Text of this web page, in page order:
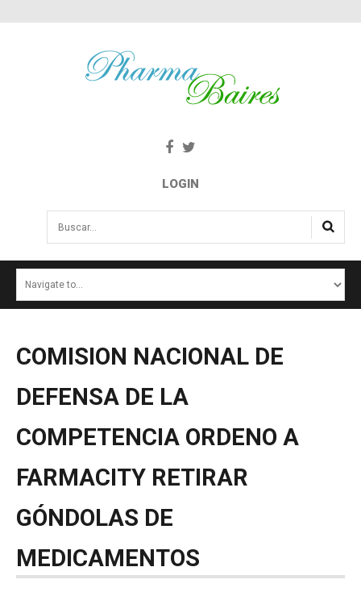
LOGIN
Buscar...
NOTICIAS
NOTICIAS MEDICAMENTOS
CONTACTO
COMISION NACIONAL DE
DEFENSA DE LA
COMPETENCIA ORDENO A
FARMACITY RETIRAR
GÓNDOLAS DE
MEDICAMENTOS